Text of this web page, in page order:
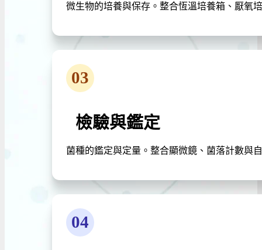
微生物的培養與保存。整合恆溫培養箱、厭氧
03
檢驗與鑑定
菌種的鑑定與定量。整合顯微鏡、菌落計數與
04